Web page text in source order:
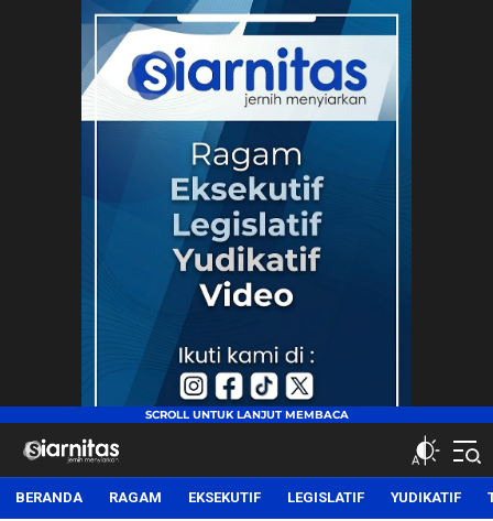
siarnitas
Jernih Menyiarkan
BERANDA RAGAM EKSEKUTIF LEGISLATIF YUDIKATIF